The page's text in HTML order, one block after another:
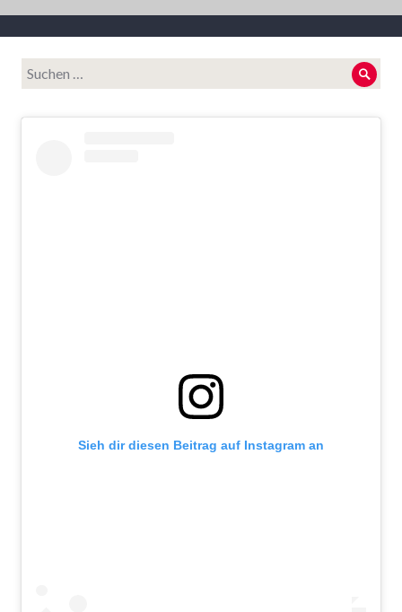
Suche
nach:
Sieh dir diesen Beitrag auf Instagram an